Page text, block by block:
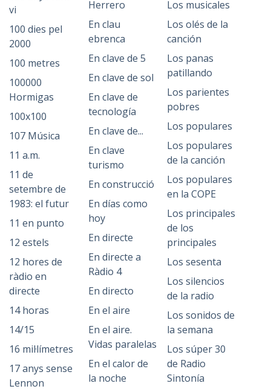
vi
100 dies pel
2000
100 metres
100000
Hormigas
100x100
107 Música
11 a.m.
11 de
setembre de
1983: el futur
11 en punto
12 estels
12 hores de
ràdio en
directe
14 horas
14/15
16 mil·límetres
17 anys sense
Lennon
Herrero
En clau
ebrenca
En clave de 5
En clave de sol
En clave de
tecnología
En clave de...
En clave
turismo
En construcció
En días como
hoy
En directe
En directe a
Ràdio 4
En directo
En el aire
En el aire.
Vidas paralelas
En el calor de
la noche
Los musicales
Los olés de la
canción
Los panas
patillando
Los parientes
pobres
Los populares
Los populares
de la canción
Los populares
en la COPE
Los principales
de los
principales
Los sesenta
Los silencios
de la radio
Los sonidos de
la semana
Los súper 30
de Radio
Sintonía